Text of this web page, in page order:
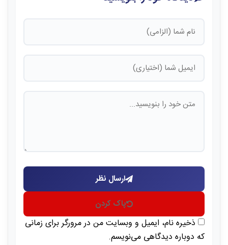
ارسال نظر
پاک کردن
ذخیره نام، ایمیل و وبسایت من در مرورگر برای زمانی
که دوباره دیدگاهی می‌نویسم.